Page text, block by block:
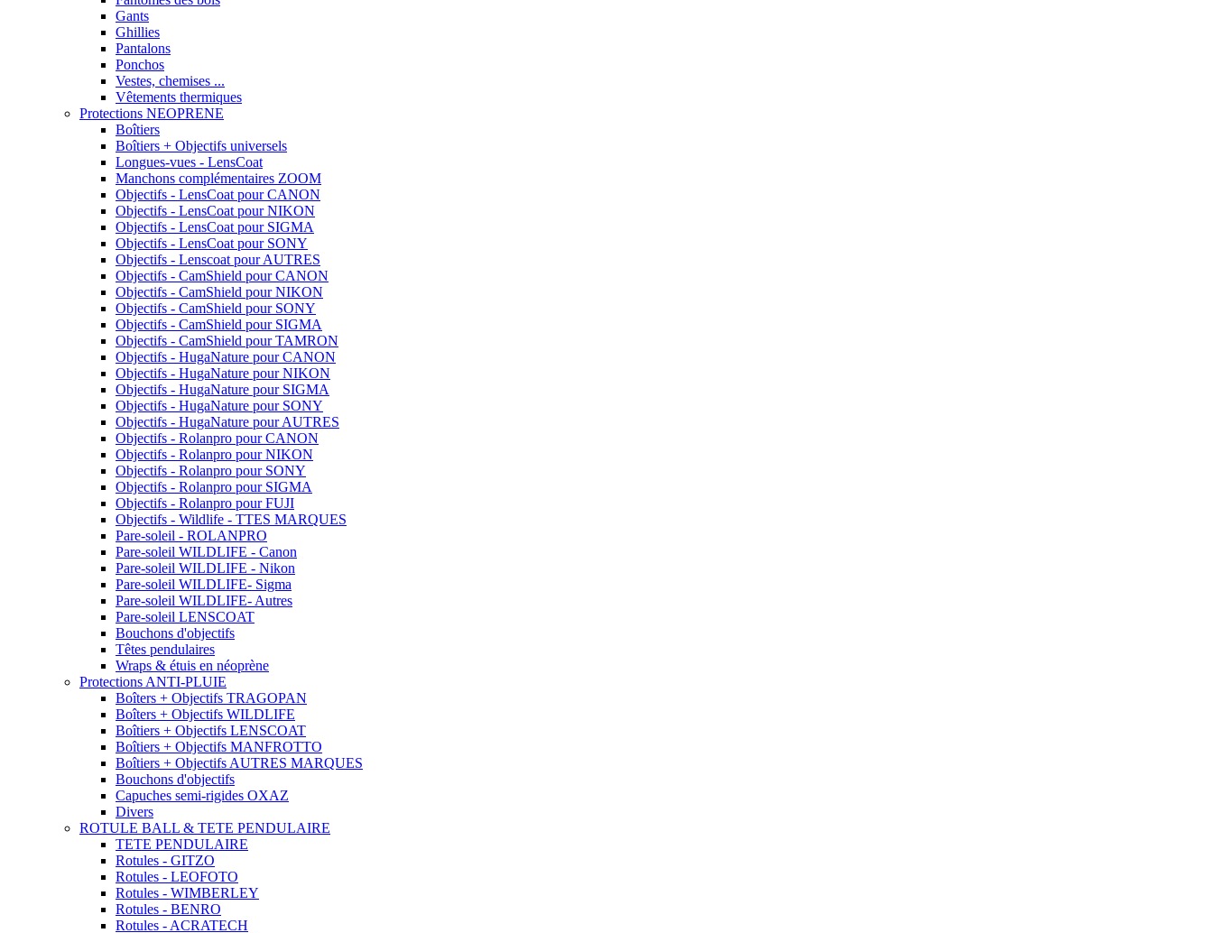
Gants
Ghillies
Pantalons
Ponchos
Vestes, chemises ...
Vêtements thermiques
Protections NEOPRENE
Boîtiers
Boîtiers + Objectifs universels
Longues-vues - LensCoat
Manchons complémentaires ZOOM
Objectifs - LensCoat pour CANON
Objectifs - LensCoat pour NIKON
Objectifs - LensCoat pour SIGMA
Objectifs - LensCoat pour SONY
Objectifs - Lenscoat pour AUTRES
Objectifs - CamShield pour CANON
Objectifs - CamShield pour NIKON
Objectifs - CamShield pour SONY
Objectifs - CamShield pour SIGMA
Objectifs - CamShield pour TAMRON
Objectifs - HugaNature pour CANON
Objectifs - HugaNature pour NIKON
Objectifs - HugaNature pour SIGMA
Objectifs - HugaNature pour SONY
Objectifs - HugaNature pour AUTRES
Objectifs - Rolanpro pour CANON
Objectifs - Rolanpro pour NIKON
Objectifs - Rolanpro pour SONY
Objectifs - Rolanpro pour SIGMA
Objectifs - Rolanpro pour FUJI
Objectifs - Wildlife - TTES MARQUES
Pare-soleil - ROLANPRO
Pare-soleil WILDLIFE - Canon
Pare-soleil WILDLIFE - Nikon
Pare-soleil WILDLIFE- Sigma
Pare-soleil WILDLIFE- Autres
Pare-soleil LENSCOAT
Bouchons d'objectifs
Têtes pendulaires
Wraps & étuis en néoprène
Protections ANTI-PLUIE
Boîters + Objectifs TRAGOPAN
Boîters + Objectifs WILDLIFE
Boîtiers + Objectifs LENSCOAT
Boîtiers + Objectifs MANFROTTO
Boîtiers + Objectifs AUTRES MARQUES
Bouchons d'objectifs
Capuches semi-rigides OXAZ
Divers
ROTULE BALL & TETE PENDULAIRE
TETE PENDULAIRE
Rotules - GITZO
Rotules - LEOFOTO
Rotules - WIMBERLEY
Rotules - BENRO
Rotules - ACRATECH